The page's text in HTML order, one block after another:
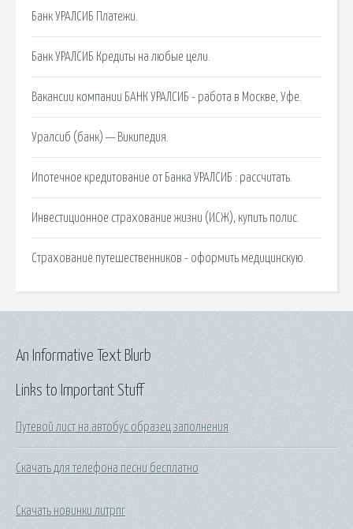
Банк УРАЛСИБ Платежи.
Банк УРАЛСИБ Кредиты на любые цели.
Вакансии компании БАНК УРАЛСИБ - работа в Москве, Уфе.
Уралсиб (банк) — Википедия.
Ипотечное кредитование от Банка УРАЛСИБ : рассчитать.
Инвестиционное страхование жизни (ИСЖ), купить полис.
Страхование путешественников - оформить медицинскую.
Links to Important Stuff
Путевой лист на автобус образец заполнения
Скачать для телефона песни бесплатно
Скачать новинки литрпг
An Informative Text Blurb